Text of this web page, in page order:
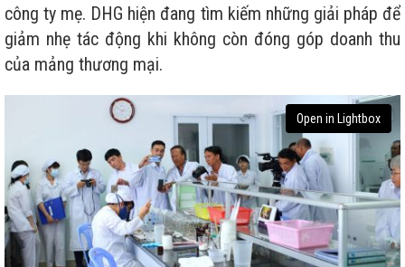
công ty mẹ. DHG hiện đang tìm kiếm những giải pháp để
giảm nhẹ tác động khi không còn đóng góp doanh thu
của mảng thương mại.
Open in Lightbox